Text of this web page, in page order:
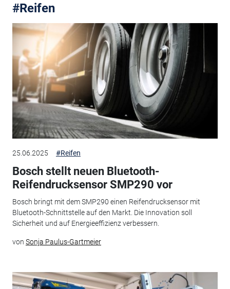
#Reifen
25.06.2025 #Reifen
Bosch stellt neuen Bluetooth-
Reifendrucksensor SMP290 vor
Bosch bringt mit dem SMP290 einen Reifendrucksensor mit
Bluetooth-Schnittstelle auf den Markt. Die Innovation soll
Sicherheit und auf Energieeffizienz verbessern.
von Sonja Paulus-Gartmeier